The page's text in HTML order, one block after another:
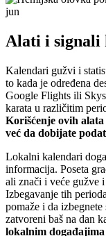
Alati i signali
Kalendari gužvi i
to kada je određena
Google Flights ili
karata u različitim
Korišćenje ovih
već da dobijate
Lokalni kalendari
informacija. Poseta
ali znači i veće gužve
Izbegavanje tih
pomaže i da
zatvoreni baš na dan
lokalnim